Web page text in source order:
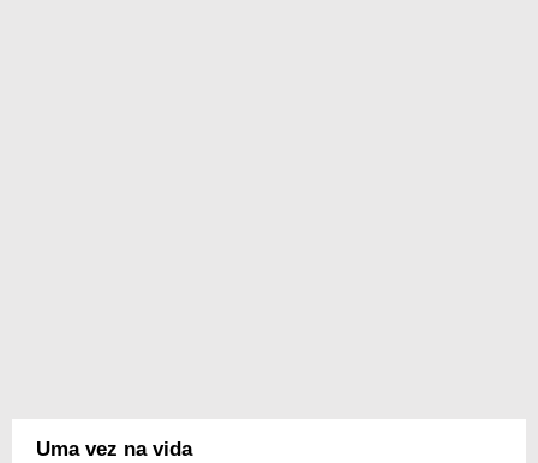
Uma vez na vida